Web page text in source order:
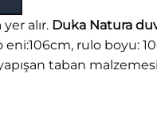
alır. Duka Natura
rulo boyu:
taban